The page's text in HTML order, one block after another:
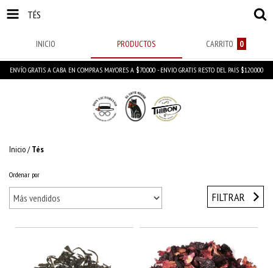
TÉS
INICIO PRODUCTOS CARRITO 0
ENVÍO GRATIS A CABA EN COMPRAS MAYORES A $70.000 - ENVIO GRATIS RESTO DEL PAIS $120.000
Inicio/ Tés
Ordenar por
FILTRAR